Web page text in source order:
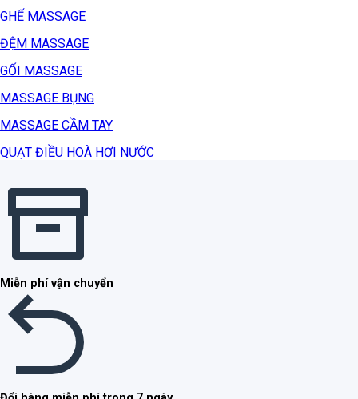
GHẾ MASSAGE
ĐỆM MASSAGE
GỐI MASSAGE
MASSAGE BỤNG
MASSAGE CẦM TAY
QUẠT ĐIỀU HOÀ HƠI NƯỚC
Miễn phí vận chuyển